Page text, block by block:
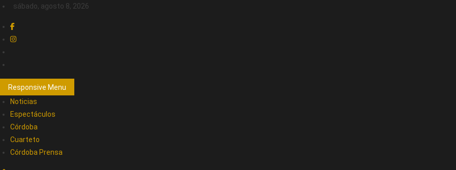
sábado, agosto 8, 2026
Responsive Menu
Noticias
Espectáculos
Córdoba
Cuarteto
Córdoba Prensa